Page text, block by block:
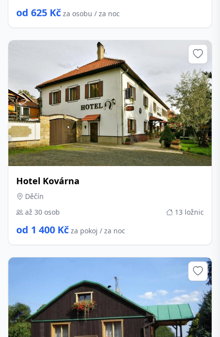
od 625 Kč za osobu / za noc
Hotel Kovárna
Děčín
až 30 osob
13 ložnic
od 1 400 Kč za pokoj / za noc